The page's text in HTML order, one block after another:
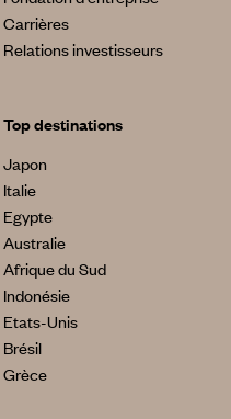
Carrières
Relations investisseurs
Top destinations
Japon
Italie
Egypte
Australie
Afrique du Sud
Indonésie
Etats-Unis
Brésil
Grèce